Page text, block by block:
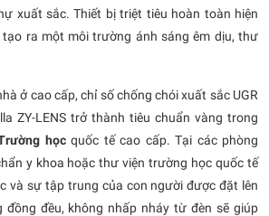
xuất sắc. Thiết bị triệt tiêu hoàn toàn hiện
ra một môi trường ánh sáng êm dịu, thư
ở cao cấp, chỉ số chống chói xuất sắc UGR
ZY-LENS trở thành tiêu chuẩn vàng trong
họcquốc tế cao cấp. Tại các phòng
y khoa hoặc thư viện trường học quốc tế
và sự tập trung của con người được đặt lên
đều, không nhấp nháy từ đèn sẽ giúp